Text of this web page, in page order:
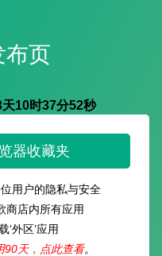
布页
10时37分53秒
器收藏夹
用户的隐私与安全
商店内所有应用
‘外区’应用
90天，点此查看。